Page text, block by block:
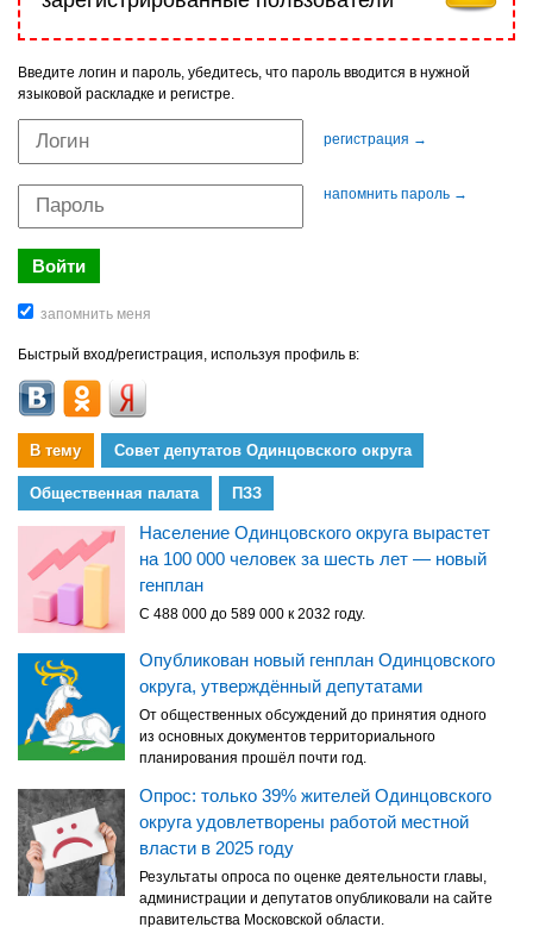
Введите логин и пароль, убедитесь, что пароль вводится в нужной
языковой раскладке и регистре.
регистрация →
напомнить пароль →
Быстрый вход/регистрация, используя профиль в:
В тему Совет депутатов Одинцовского округа
Общественная палата ПЗЗ
Население Одинцовского округа вырастет
на 100 000 человек за шесть лет — новый
генплан
С 488 000 до 589 000 к 2032 году.
Опубликован новый генплан Одинцовского
округа, утверждённый депутатами
От общественных обсуждений до принятия одного
из основных документов территориального
планирования прошёл почти год.
Опрос: только 39% жителей Одинцовского
округа удовлетворены работой местной
власти в 2025 году
Результаты опроса по оценке деятельности главы,
администрации и депутатов опубликовали на сайте
правительства Московской области.